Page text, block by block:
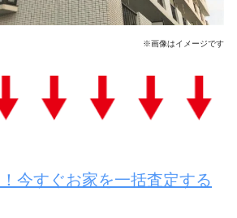
※画像はイメージです
今すぐお家を一括査定する